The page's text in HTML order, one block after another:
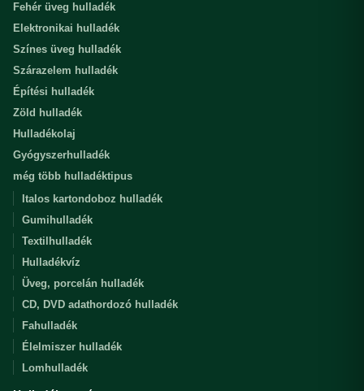
Fehér üveg hulladék
Elektronikai hulladék
Színes üveg hulladék
Szárazelem hulladék
Építési hulladék
Zöld hulladék
Hulladékolaj
Gyógyszerhulladék
még több hulladéktipus
Italos kartondoboz hulladék
Gumihulladék
Textilhulladék
Hulladékvíz
Üveg, porcelán hulladék
CD, DVD adathordozó hulladék
Fahulladék
Élelmiszer hulladék
Lomhulladék